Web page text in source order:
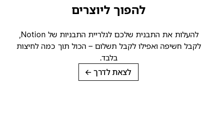
להפוך ליוצרים
להעלות את התבנית שלכם לגלריית התבניות של Notion,
לקבל חשיפה ואפילו לקבל תשלום – הכול תוך כמה לחיצות
בלבד.
לצאת לדרך→